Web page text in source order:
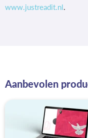
www.justreadit.nl.
Aanbevolen